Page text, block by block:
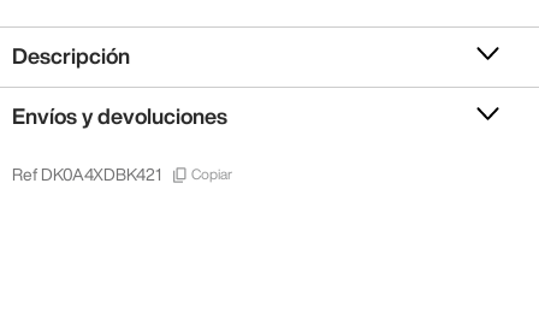
Descripción
Envíos y devoluciones
Ref DK0A4XDBK421 Copiar